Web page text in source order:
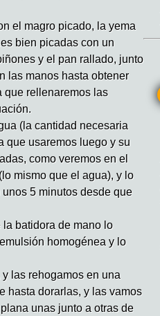
el magro picado, la yema
bien picadas con un
y el pan rallado, junto
las manos hasta obtener
que rellenaremos las
(la cantidad necesaria
que usaremos luego y su
como veremos en el
mismo que el agua), y lo
5 minutos desde que
batidora de mano lo
homogénea y lo
las rehogamos en una
hasta dorarlas, y las vamos
unas junto a otras de